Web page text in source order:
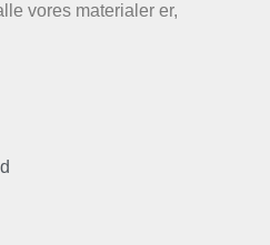
vores materialer er,